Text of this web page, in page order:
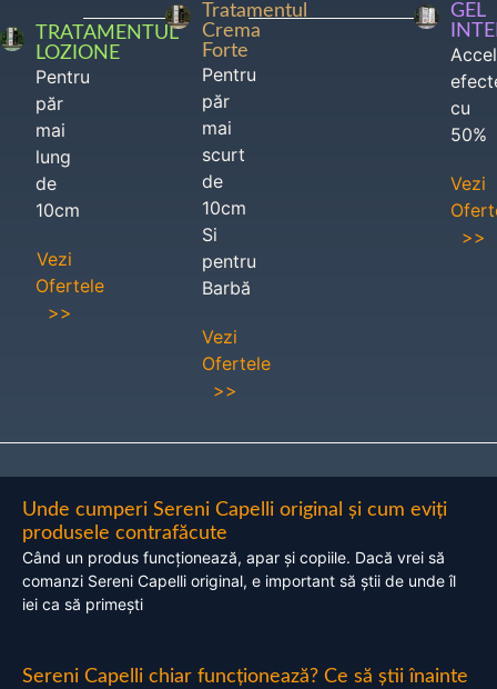
TRATAMENTUL
LOZIONE
Pentru
păr
mai
lung
de
10cm
Vezi
Ofertele
>>
Tratamentul
Crema
Forte
Pentru
păr
mai
scurt
de
10cm
Si
pentru
Barbă
Vezi
Ofertele
>>
GEL
cu
50%
Vezi
>>
Unde cumperi Sereni Capelli original și cum eviți
produsele contrafăcute
Când un produs funcționează, apar și copiile. Dacă vrei să
comanzi Sereni Capelli original, e important să știi de unde îl
iei ca să primești
Sereni Capelli chiar funcționează? Ce să știi înainte